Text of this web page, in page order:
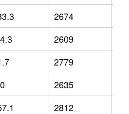
2674
2609
2779
2635
2812